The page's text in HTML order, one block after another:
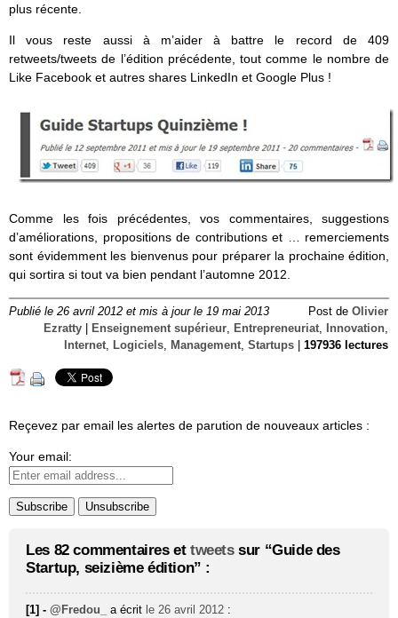
plus récente.
Il vous reste aussi à m’aider à battre le record de 409
retweets/tweets de l’édition précédente, tout comme le nombre de
Like Facebook et autres shares LinkedIn et Google Plus !
Comme les fois précédentes, vos commentaires, suggestions
d’améliorations, propositions de contributions et … remerciements
sont évidemment les bienvenus pour préparer la prochaine édition,
qui sortira si tout va bien pendant l’automne 2012.
Publié le 26 avril 2012 et mis à jour le 19 mai 2013 Post de Olivier
Ezratty
Enseignement supérieur, Entrepreneuriat, Innovation,
Internet, Logiciels, Management, Startups 197936 lectures
Reçevez par email les alertes de parution de nouveaux articles :
Your email:
Les 82 commentaires et tweetssur “Guide des
Startup, seizième édition” :
[1] -@Fredou_ a écrit le 26 avril 2012 :